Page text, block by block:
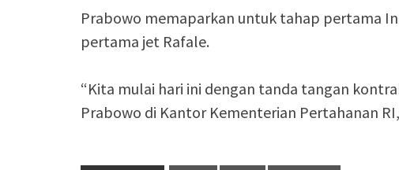
Prabowo memaparkan untuk tahap pertama
pertama jet Rafale.
“Kita mulai hari ini dengan tanda tangan
Prabowo di Kantor Kementerian Pertahanan